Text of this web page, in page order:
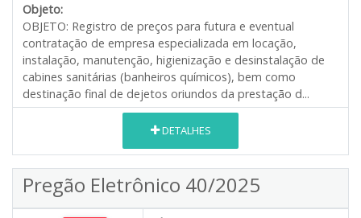
Objeto:
OBJETO: Registro de preços para futura e eventual
contratação de empresa especializada em locação,
instalação, manutenção, higienização e desinstalação de
cabines sanitárias (banheiros químicos), bem como
destinação final de dejetos oriundos da prestação d...
DETALHES
Pregão Eletrônico 40/2025